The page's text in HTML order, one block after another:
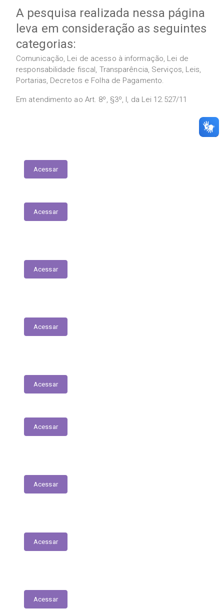
A pesquisa realizada nessa página
leva em consideração as seguintes
categorias:
Comunicação, Lei de acesso à informação, Lei de
responsabilidade fiscal, Transparência, Serviços, Leis,
Portarias, Decretos e Folha de Pagamento.
Em atendimento ao Art. 8º, §3º, I, da Lei 12.527/11
Acessar
Acessar
Acessar
Acessar
Acessar
Acessar
Acessar
Acessar
Acessar